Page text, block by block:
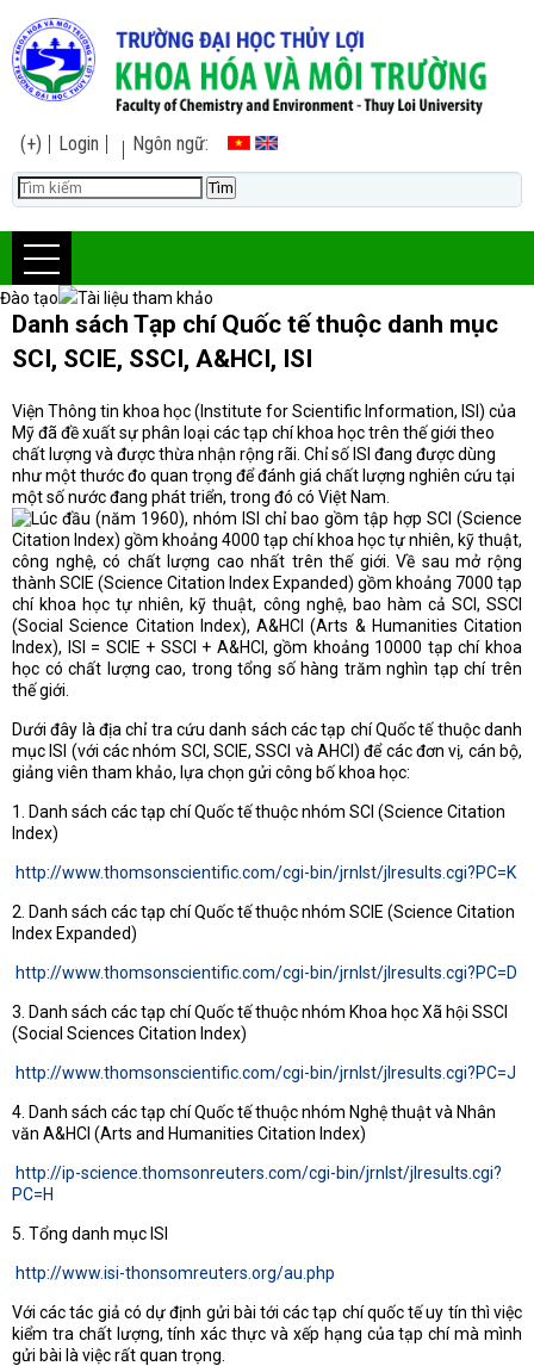
(+) Login Ngôn ngữ:
Đào tạo Tài liệu tham khảo
Danh sách Tạp chí Quốc tế thuộc danh mục
SCI, SCIE, SSCI, A&HCI, ISI
Viện Thông tin khoa học (Institute for Scientific Information, ISI) của
Mỹ đã đề xuất sự phân loại các tạp chí khoa học trên thế giới theo
chất lượng và được thừa nhận rộng rãi. Chỉ số ISI đang được dùng
như một thước đo quan trọng để đánh giá chất lượng nghiên cứu tại
một số nước đang phát triển, trong đó có Việt Nam.
Lúc đầu (năm 1960), nhóm ISI chỉ bao gồm tập hợp SCI (Science
Citation Index) gồm khoảng 4000 tạp chí khoa học tự nhiên, kỹ thuật,
công nghệ, có chất lượng cao nhất trên thế giới. Về sau mở rộng
thành SCIE (Science Citation Index Expanded) gồm khoảng 7000 tạp
chí khoa học tự nhiên, kỹ thuật, công nghệ, bao hàm cả SCI, SSCI
(Social Science Citation Index), A&HCI (Arts & Humanities Citation
Index), ISI = SCIE + SSCI + A&HCI, gồm khoảng 10000 tạp chí khoa
học có chất lượng cao, trong tổng số hàng trăm nghìn tạp chí trên
thế giới.
Dưới đây là địa chỉ tra cứu danh sách các tạp chí Quốc tế thuộc danh
mục ISI (với các nhóm SCI, SCIE, SSCI và AHCI) để các đơn vị, cán bộ,
giảng viên tham khảo, lựa chọn gửi công bố khoa học:
1. Danh sách các tạp chí Quốc tế thuộc nhóm SCI (Science Citation
Index)
http://www.thomsonscientific.com/cgi-bin/jrnlst/jlresults.cgi?PC=K
2. Danh sách các tạp chí Quốc tế thuộc nhóm SCIE (Science Citation
Index Expanded)
http://www.thomsonscientific.com/cgi-bin/jrnlst/jlresults.cgi?PC=D
3. Danh sách các tạp chí Quốc tế thuộc nhóm Khoa học Xã hội SSCI
(Social Sciences Citation Index)
http://www.thomsonscientific.com/cgi-bin/jrnlst/jlresults.cgi?PC=J
4. Danh sách các tạp chí Quốc tế thuộc nhóm Nghệ thuật và Nhân
văn A&HCI (Arts and Humanities Citation Index)
http://ip-science.thomsonreuters.com/cgi-bin/jrnlst/jlresults.cgi?
PC=H
5. Tổng danh mục ISI
http://www.isi-thonsomreuters.org/au.php
Với các tác giả có dự định gửi bài tới các tạp chí quốc tế uy tín thì việc
kiểm tra chất lượng, tính xác thực và xếp hạng của tạp chí mà mình
gửi bài là việc rất quan trọng.